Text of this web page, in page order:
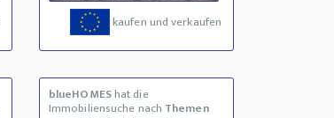
kaufen und verkaufen
blueHOMEShat die
Immobiliensuche nach Themen